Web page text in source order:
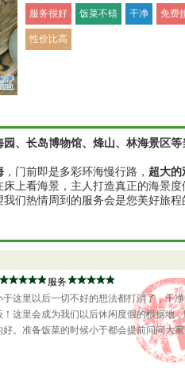
服务很好 饭菜不错 干净 免费
性价比高
园、长岛博物馆、烽山、林海景区
，门前即是多彩环海慢行路， 超大
上看海景，主人打造真正的海景度
们热情周到的服务会是您美好旅程
服务
这里以后一切不好的想法都打消了，干
这里会成为我们以后休闲度假的根据地
。准备饭菜的时候小于都会提前问问大